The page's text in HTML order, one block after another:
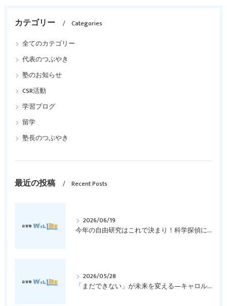
カテゴリー
Categories
全てのカテゴリー
代表のつぶやき
塾のお知らせ
CSR活動
学習ブログ
留学
塾長のつぶやき
最近の投稿 Recent Posts
2026/06/19
今年の自由研究はこれで決まり！科学探偵になって指紋の謎を解き明かそう！｜元中学高校教員で私立学校の放課後校内塾を経営する西宮・今津の習いごと教室＆自習塾WillBe
2026/05/28
「まだできない」が未来を変える―キャロル・ドゥエックの成長マインドセットとは？｜元中学高校教員で私立学校の放課後校内塾を経営する西宮・今津の習いごと教室＆自習塾WillBe